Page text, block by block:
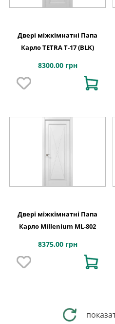
Двері міжкімнатні Папа
Карло TETRA Т-17 (BLK)
8300.00 грн
Двері міжкімнатні Папа
Карло Millenium ML-802
8375.00 грн